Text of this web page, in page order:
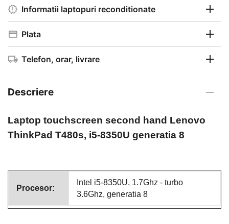
Informatii laptopuri reconditionate
Plata
Telefon, orar, livrare
Descriere
Laptop touchscreen second hand Lenovo
ThinkPad T480s, i5-8350U generatia 8
Procesor:
Intel i5-8350U, 1.7Ghz - turbo
3.6Ghz, generatia 8